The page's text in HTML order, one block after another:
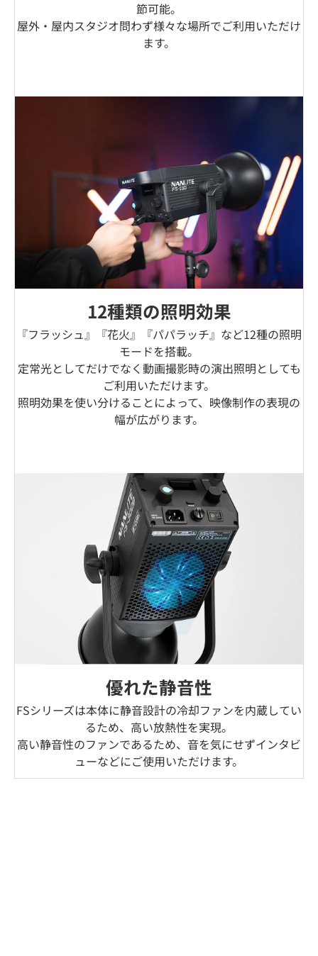
節可能。
屋外・屋内スタジオ問わず様々な場所でご利用いただけ
ます。
12種類の照明効果
『フラッシュ』『花火』『パパラッチ』など12種の照明
モードを搭載。
定常光としてだけでなく動画撮影時の演出照明としても
ご利用いただけます。
照明効果を使い分けることによって、映像制作の表現の
幅が広がります。
優れた静音性
FSシリーズは本体に静音設計の冷却ファンを内蔵してい
るため、高い放熱性を実現。
高い静音性のファンであるため、音を気にせずインタビ
ューなどにご使用いただけます。